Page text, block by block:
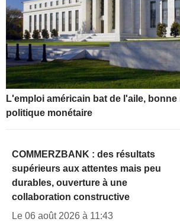
L'emploi américain bat de l'aile,
politique monétaire
COMMERZBANK : des résultats
supérieurs aux attentes mais peu
durables, ouverture à une
collaboration constructive
Le 06 août 2026 à 11:43